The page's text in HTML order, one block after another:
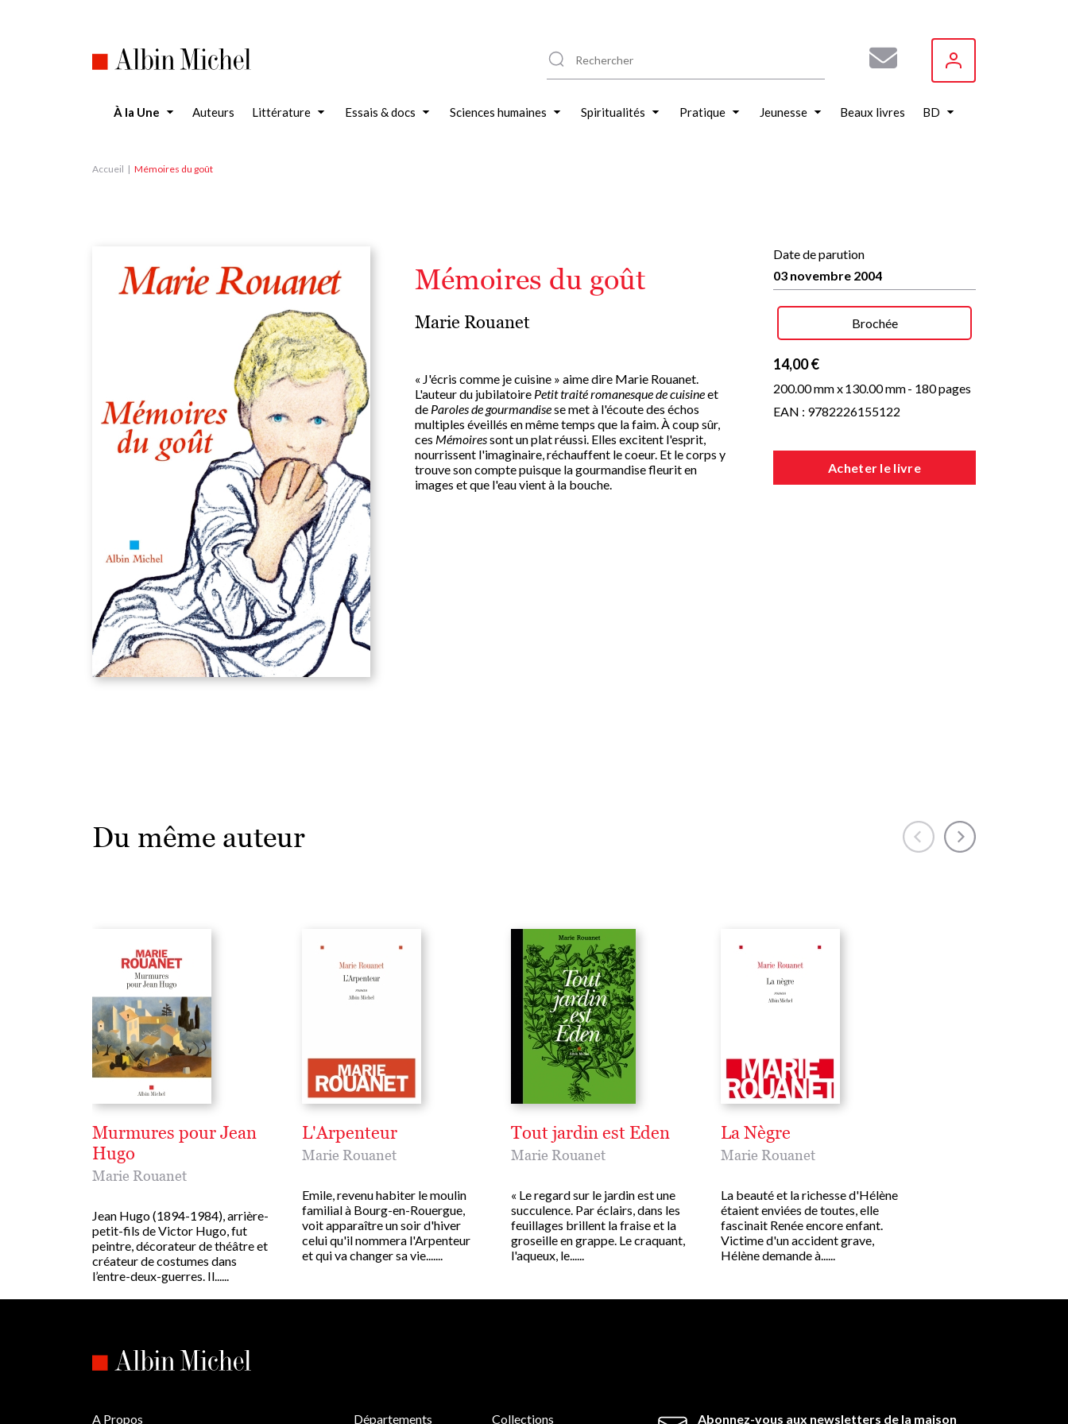
À la Une Auteurs Littérature Essais & docs Sciences humaines Spiritualités Pratique Jeunesse Beaux livres BD
Accueil Mémoires du goût
Mémoires du goût
Marie Rouanet
« J'écris comme je cuisine » aime dire Marie Rouanet.
L'auteur du jubilatoire Petit traité romanesque de cuisineet
de Paroles de gourmandisese met à l'écoute des échos
multiples éveillés en même temps que la faim. À coup sûr,
ces Mémoiressont un plat réussi. Elles excitent l'esprit,
nourrissent l'imaginaire, réchauffent le coeur. Et le corps y
trouve son compte puisque la gourmandise fleurit en
images et que l'eau vient à la bouche.
Date de parution
03 novembre 2004
Brochée
14,00 €
200.00 mm x130.00 mm- 180 pages
EAN : 9782226155122
Acheter le livre
Du même auteur
Murmures pour Jean
Hugo
Marie Rouanet
Jean Hugo (1894-1984), arrière-
petit-fils de Victor Hugo, fut
peintre, décorateur de théâtre et
créateur de costumes dans
l’entre-deux-guerres. Il......
L'Arpenteur
Marie Rouanet
Emile, revenu habiter le moulin
familial à Bourg-en-Rouergue,
voit apparaître un soir d'hiver
celui qu'il nommera l'Arpenteur
et qui va changer sa vie.......
Tout jardin est Eden
Marie Rouanet
« Le regard sur le jardin est une
succulence. Par éclairs, dans les
feuillages brillent la fraise et la
groseille en grappe. Le craquant,
l'aqueux, le......
La Nègre
Marie Rouanet
La beauté et la richesse d'Hélène
étaient enviées de toutes, elle
fascinait Renée encore enfant.
Victime d'un accident grave,
Hélène demande à......
Abonnez-vous aux newsletters de la maison
A Propos Départements Collections